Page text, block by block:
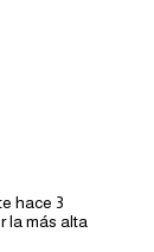
hace 3
la más alta